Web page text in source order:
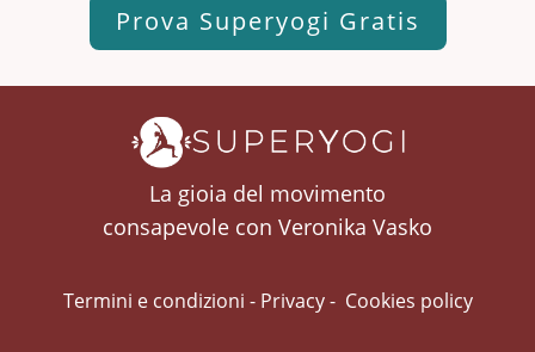
Prova Superyogi Gratis
La gioia del movimento
consapevole con Veronika Vasko
Termini e condizioni - Privacy- Cookies policy